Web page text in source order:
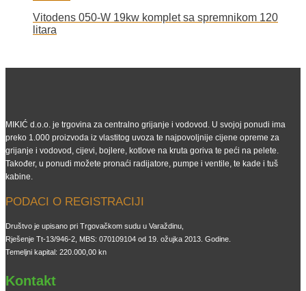
Vitodens 050-W 19kw komplet sa spremnikom 120
litara
MIKIĆ d.o.o. je trgovina za centralno grijanje i vodovod. U svojoj ponudi ima
preko 1.000 proizvoda iz vlastitog uvoza te najpovoljnije cijene opreme za
grijanje i vodovod, cijevi, bojlere, kotlove na kruta goriva te peći na pelete.
Također, u ponudi možete pronaći radijatore, pumpe i ventile, te kade i tuš
kabine.
PODACI O REGISTRACIJI
Društvo je upisano pri Trgovačkom sudu u Varaždinu,
Rješenje Tt-13/946-2, MBS: 070109104 od 19. ožujka 2013. Godine.
Temeljni kapital: 220.000,00 kn
Kontakt